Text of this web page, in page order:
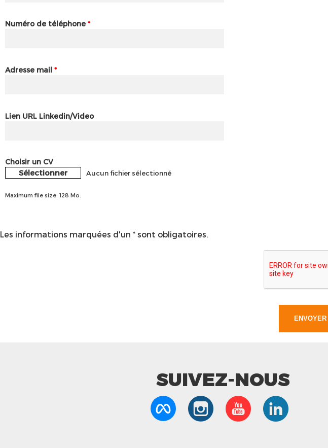
Numéro de téléphone *
Adresse mail *
Lien URL Linkedin/Video
Choisir un CV
Sélectionner Aucun fichier sélectionné
Maximum file size: 128 Mo.
Les informations marquées d'un * sont obligatoires.
SUIVEZ-NOUS